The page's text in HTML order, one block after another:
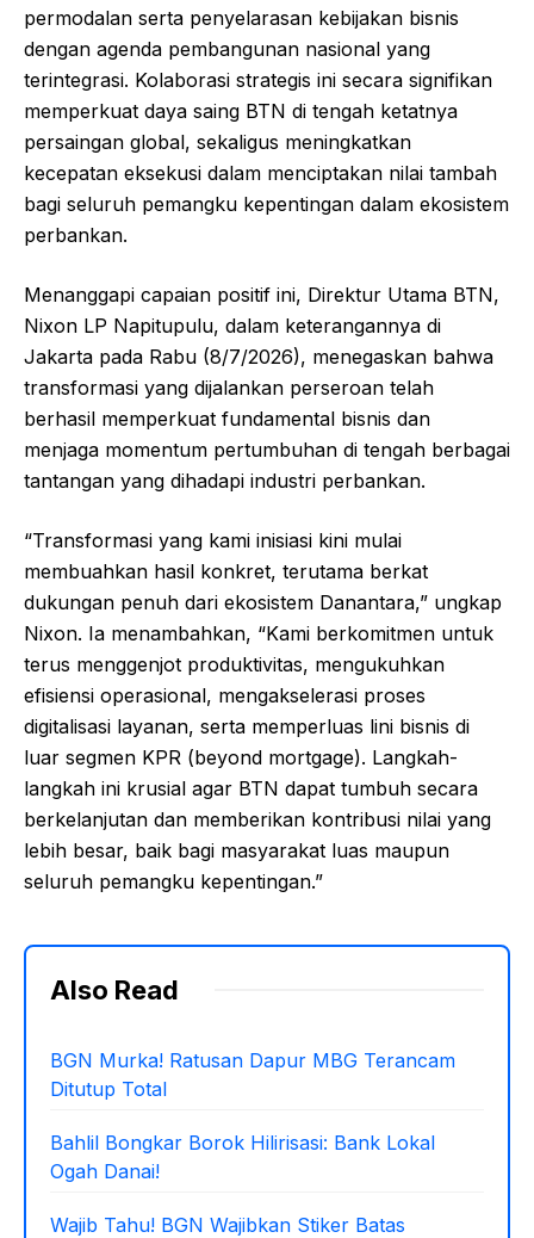
permodalan serta penyelarasan kebijakan bisnis
dengan agenda pembangunan nasional yang
terintegrasi. Kolaborasi strategis ini secara signifikan
memperkuat daya saing BTN di tengah ketatnya
persaingan global, sekaligus meningkatkan
kecepatan eksekusi dalam menciptakan nilai tambah
bagi seluruh pemangku kepentingan dalam ekosistem
perbankan.
Menanggapi capaian positif ini, Direktur Utama BTN,
Nixon LP Napitupulu, dalam keterangannya di
Jakarta pada Rabu (8/7/2026), menegaskan bahwa
transformasi yang dijalankan perseroan telah
berhasil memperkuat fundamental bisnis dan
menjaga momentum pertumbuhan di tengah berbagai
tantangan yang dihadapi industri perbankan.
“Transformasi yang kami inisiasi kini mulai
membuahkan hasil konkret, terutama berkat
dukungan penuh dari ekosistem Danantara,” ungkap
Nixon. Ia menambahkan, “Kami berkomitmen untuk
terus menggenjot produktivitas, mengukuhkan
efisiensi operasional, mengakselerasi proses
digitalisasi layanan, serta memperluas lini bisnis di
luar segmen KPR (beyond mortgage). Langkah-
langkah ini krusial agar BTN dapat tumbuh secara
berkelanjutan dan memberikan kontribusi nilai yang
lebih besar, baik bagi masyarakat luas maupun
seluruh pemangku kepentingan.”
Also Read
BGN Murka! Ratusan Dapur MBG Terancam
Ditutup Total
Bahlil Bongkar Borok Hilirisasi: Bank Lokal
Ogah Danai!
Wajib Tahu! BGN Wajibkan Stiker Batas